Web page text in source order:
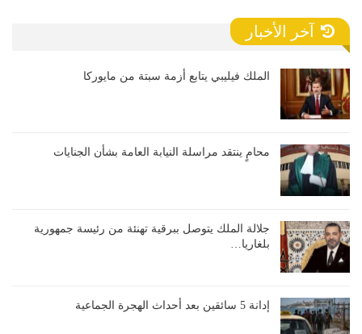
آخر الأخبار
الملك فيليبي يتابع أزمة سبتة من مايوركا
محامٍ ينتقد مراسلة النيابة العامة بشأن الجنايات
جلالة الملك يتوصل ببرقية تهنئة من رئيسة جمهورية
بلغاريا…
إدانة 5 سائقين بعد أحداث الهجرة الجماعية